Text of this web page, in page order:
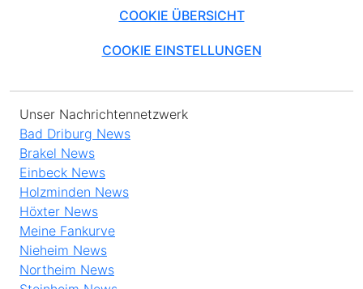
COOKIE ÜBERSICHT
COOKIE EINSTELLUNGEN
Unser Nachrichtennetzwerk
Bad Driburg News
Brakel News
Einbeck News
Holzminden News
Höxter News
Meine Fankurve
Nieheim News
Northeim News